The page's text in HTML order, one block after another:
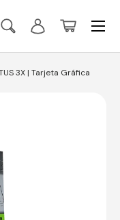
SearchLog inBasket
Menu
3X | Tarjeta Gráfica